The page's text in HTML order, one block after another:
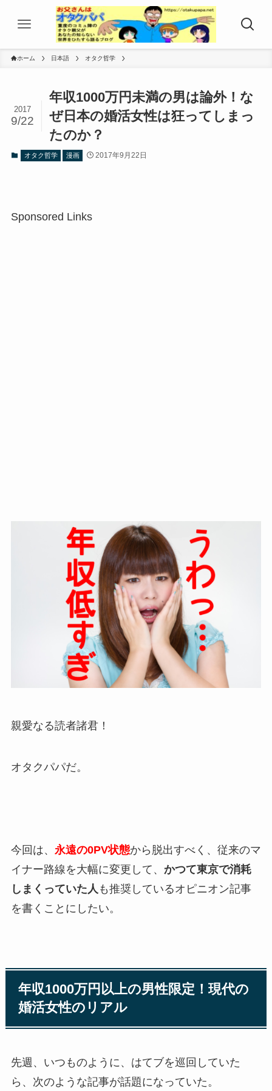
ホーム 日本語 オタク哲学
年収1000万円未満の男は論外！な
ぜ日本の婚活女性は狂ってしまっ
たのか？
2017
9/22
オタク哲学 漫画 2017年9月22日
Sponsored Links
親愛なる読者諸君！
オタクパパだ。
今回は、 永遠の0PV状態から脱出すべく、従来のマ
イナー路線を大幅に変更して、 かつて東京で消耗
しまくっていた人 も推奨しているオピニオン記事
を書くことにしたい。
年収1000万円以上の男性限定！現代の
婚活女性のリアル
先週、いつものように、はてブを巡回していた
ら、次のような記事が話題になっていた。